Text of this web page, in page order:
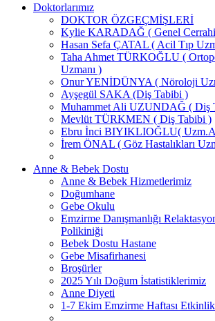
Doktorlarımız
DOKTOR ÖZGEÇMİŞLERİ
Kylie KARADAĞ ( Genel Cerrahi
Hasan Sefa ÇATAL ( Acil Tıp
Taha Ahmet TÜRKOĞLU (
Uzmanı )
Onur YENİDÜNYA ( Nöroloji
Ayşegül SAKA (Diş Tabibi )
Muhammet Ali UZUNDAĞ ( Diş
Mevlüt TÜRKMEN ( Diş Tabibi )
Ebru İnci BIYIKLIOĞLU(
İrem ÖNAL ( Göz Hastalıkları
Anne & Bebek Dostu
Anne & Bebek Hizmetlerimiz
Doğumhane
Gebe Okulu
Emzirme Danışmanlığı
Polikiniği
Bebek Dostu Hastane
Gebe Misafirhanesi
Broşürler
2025 Yılı Doğum İstatistiklerimiz
Anne Diyeti
1-7 Ekim Emzirme Haftası